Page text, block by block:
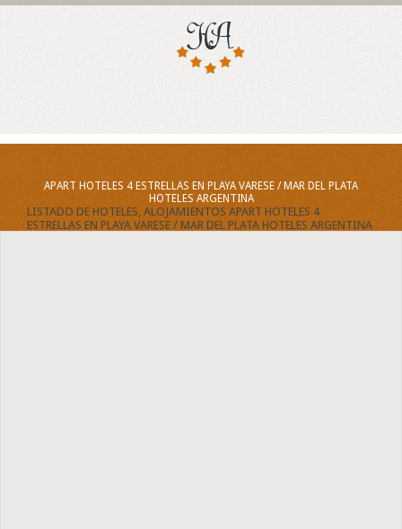
APART HOTELES 4 ESTRELLAS EN PLAYA VARESE / MAR DEL PLATA
HOTELES ARGENTINA
LISTADO DE HOTELES, ALOJAMIENTOS APART HOTELES 4
ESTRELLAS EN PLAYA VARESE / MAR DEL PLATA HOTELES ARGENTINA